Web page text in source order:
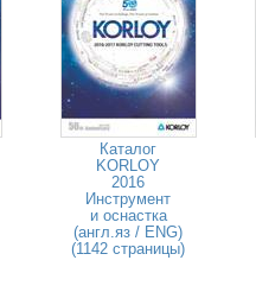
Каталог
KORLOY
2016
Инструмент
и оснастка
(англ.яз / ENG)
(1142 страницы)